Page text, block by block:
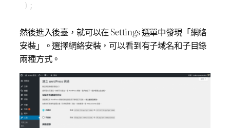
);
然後進入後臺，就可以在 Settings 選單中發現「網絡
安裝」。選擇網絡安裝，可以看到有子域名和子目錄
兩種方式。